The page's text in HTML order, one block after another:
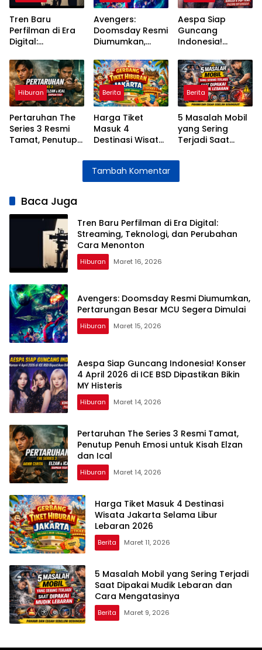
Tren Baru
Perfilman di Era
Digital:
Teknologi, dan
Perubahan Cara
Menonton
Avengers:
Doomsday Resmi
Diumumkan,
Besar MCU
Segera Dimulai
Aespa Siap
Guncang
Indonesia!
2026 di ICE BSD
Dipastikan Bikin
MY Histeris
Hiburan
Pertaruhan The
Series 3 Resmi
Tamat, Penutup
Berita
Harga Tiket
Masuk 4
Destinasi Wisata
Libur Lebaran
2026
Berita
5 Masalah Mobil
yang Sering
Terjadi Saat
Lebaran dan
Mengatasinya
Tambah Komentar
Baca Juga
Tren Baru Perfilman di Era Digital:
Streaming, Teknologi, dan Perubahan
Cara Menonton
Hiburan Maret 16, 2026
Avengers: Doomsday Resmi Diumumkan,
Pertarungan Besar MCU Segera Dimulai
Hiburan Maret 15, 2026
Aespa Siap Guncang Indonesia! Konser
4 April 2026 di ICE BSD Dipastikan Bikin
MY Histeris
Hiburan Maret 14, 2026
Pertaruhan The Series 3 Resmi Tamat,
Penutup Penuh Emosi untuk Kisah Elzan
dan Ical
Hiburan Maret 14, 2026
Harga Tiket Masuk 4 Destinasi
Wisata Jakarta Selama Libur
Lebaran 2026
Berita Maret 11, 2026
5 Masalah Mobil yang Sering Terjadi
Saat Dipakai Mudik Lebaran dan
Cara Mengatasinya
Berita Maret 9, 2026